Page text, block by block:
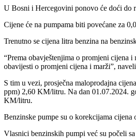
U Bosni i Hercegovini ponovo će doći do
Cijene će na pumpama biti povećane za
Trenutno se cijena litra benzina na
“Prema obavještenjima o promjeni cijena
obavijesti o promjeni cijena i marži”,
S tim u vezi, prosječna maloprodajna
ppm) 2,60 KM/litru. Na dan 01.07.2024.
KM/litru.
Benzinske pumpe su o korekcijama cijena
Vlasnici benzinskih pumpi već su počeli